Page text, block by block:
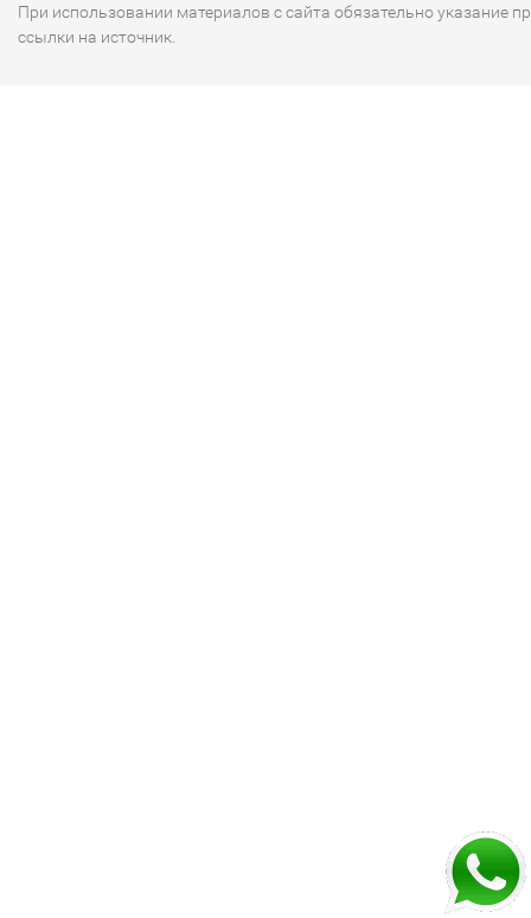
При использовании материалов с сайта обязательно указание
ссылки на источник.